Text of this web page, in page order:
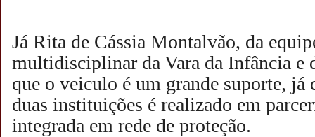
Já Rita de Cássia Montalvão, da
multidisciplinar da Vara da Infância e
que o veiculo é um grande suporte, já
duas instituições é realizado em
integrada em rede de proteção.